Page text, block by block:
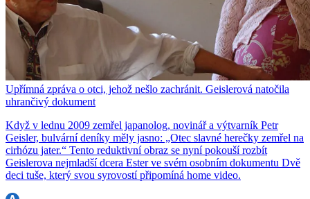
Upřímná zpráva o otci, jehož nešlo zachránit. Geislerová natočila
uhrančivý dokument
Když v lednu 2009 zemřel japanolog, novinář a výtvarník Petr
Geisler, bulvární deníky měly jasno: „Otec slavné herečky zemřel na
cirhózu jater.“ Tento reduktivní obraz se nyní pokouší rozbít
Geislerova nejmladší dcera Ester ve svém osobním dokumentu Dvě
deci tuše, který svou syrovostí připomíná home video.